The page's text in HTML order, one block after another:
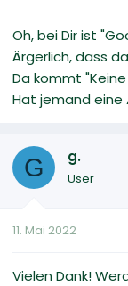
Oh, bei Dir ist
Ärgerlich, dass
Da kommt
Hat jemand eine
G g.
User
11. Mai 2022
Vielen Dank!